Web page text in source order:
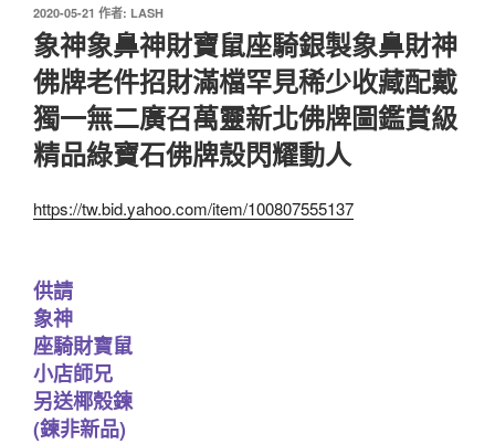
發
佈
於
2020-05-21 作者: LASH
象神象鼻神財寶鼠座騎銀製象鼻財神
佛牌老件招財滿檔罕見稀少收藏配戴
獨一無二廣召萬靈新北佛牌圖鑑賞級
精品綠寶石佛牌殼閃耀動人
https://tw.bid.yahoo.com/item/100807555137
供請
象神
座騎財寶鼠
小店師兄
另送椰殼鍊
(鍊非新品)